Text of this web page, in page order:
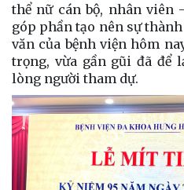
thể nữ cán bộ, nhân viên
góp phần tạo nên sự
văn của bệnh viện hôm
trọng, vừa gần gũi đã để
lòng người tham dự.